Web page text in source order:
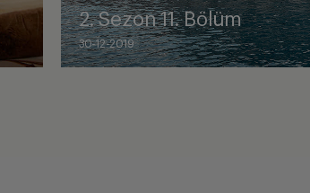
30-12-2019
2. Sezon 11. Bölüm